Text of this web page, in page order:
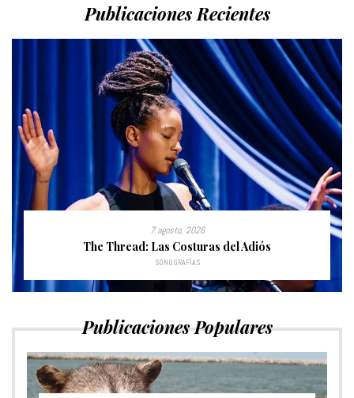
Publicaciones Recientes
7 agosto, 2026
The Thread: Las Costuras del Adiós
SONOGRAFÍAS
Publicaciones Populares